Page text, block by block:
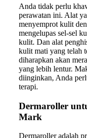
Anda tidak perlu
perawatan ini. Alat
menyemprot kulit
mengelupas sel-sel
kulit. Dan alat
kulit mati yang telah
diharapkan akan
yang lebih lentur.
diinginkan, Anda
terapi.
Dermaroller
Mark
Dermaroller adalah